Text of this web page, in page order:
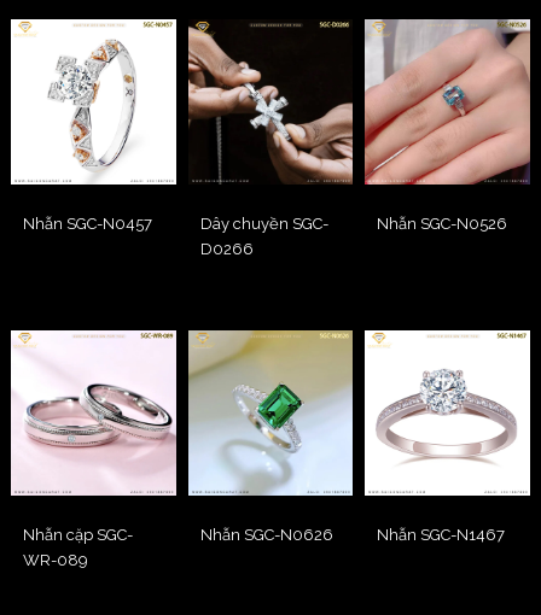
Nhẫn SGC-N0457
Dây chuyền SGC-
D0266
Nhẫn SGC-N0526
Nhẫn cặp SGC-
WR-089
Nhẫn SGC-N0626 Nhẫn SGC-N1467